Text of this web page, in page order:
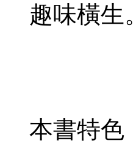
趣味橫生。
本書特色